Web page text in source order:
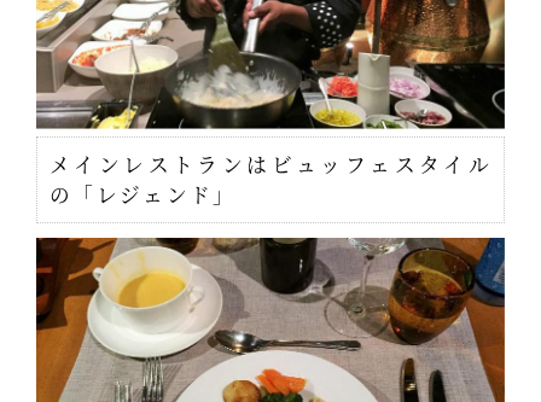
メインレストランはビュッフェスタイル
の「レジェンド」